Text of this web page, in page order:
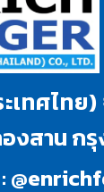
เทศไทย
งสาน ก